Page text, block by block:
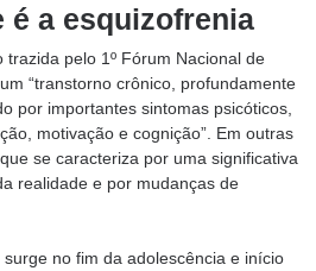
é a esquizofrenia
pelo 1º Fórum Nacional de
“transtorno crônico, profundamente
por importantes sintomas psicóticos,
motivação e cognição”. Em outras
se caracteriza por uma significativa
realidade e por mudanças de
no fim da adolescência e início